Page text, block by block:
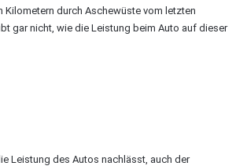
durch Aschewüste vom letzten
gar nicht, wie die Leistung beim Auto auf dieser
Leistung des Autos nachlässt, auch der